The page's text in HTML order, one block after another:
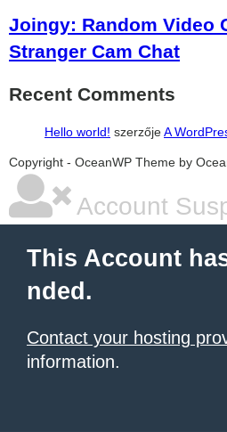
Joingy: Random Video
Stranger Cam Chat
Recent Comments
Hello world! szerzőjeA
şans
casino
vidobet
vidobet
vidobet
güncel
giriş
vidobet
giriş
casinolevant
casinolevant
casinolevant
vidobet
giriş
şans
casino
casinolevant
giriş
casino
şans
şans
casino
giriş
casino
levant
casino
şans
casino
şans
boostaro
casinolevant
giriş
şans
casino
giriş
casinolevant
giriş
şanscasino
vidobet
vidobet
giriş
levant
casino
gorabet
galyabet
gorabet
gorabet
gorabet
vidobet
giriş
galyabet
gorabet
gorabet
Copyright - OceanWP Theme by
Account
This Account
nded.
Contact your hosting
information.